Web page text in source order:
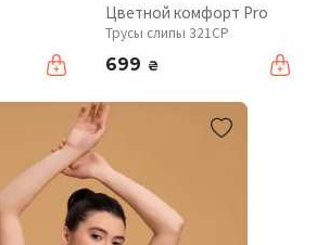
Цветной комфорт Pro
Трусы слипы 321CP
699 ₴